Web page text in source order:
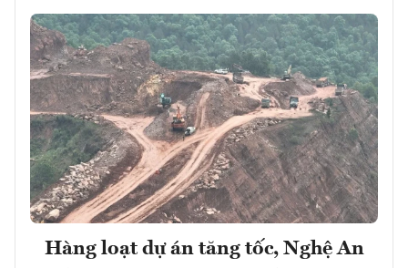
Hàng loạt dự án tăng tốc, Nghệ An